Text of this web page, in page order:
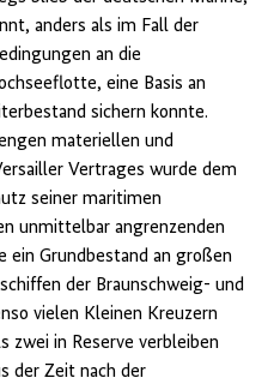
anders als im Fall der
an die
eine Basis an
sichern konnte.
materiellen und
Vertrages wurde dem
seiner maritimen
unmittelbar angrenzenden
ein Grundbestand an großen
der Braunschweig- und
vielen Kleinen Kreuzern
zwei in Reserve verbleiben
der Zeit nach der